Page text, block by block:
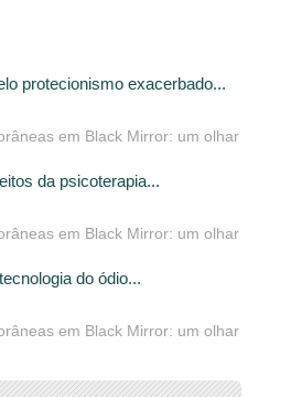
protecionismo exacerbado...
em Black Mirror: um olhar
da psicoterapia...
em Black Mirror: um olhar
do ódio...
em Black Mirror: um olhar